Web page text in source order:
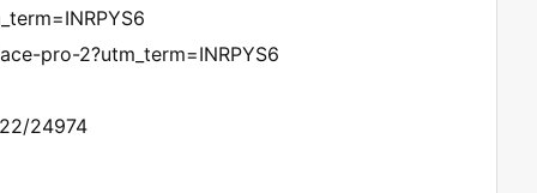
pro-2?utm_term=INRPYS6
24974